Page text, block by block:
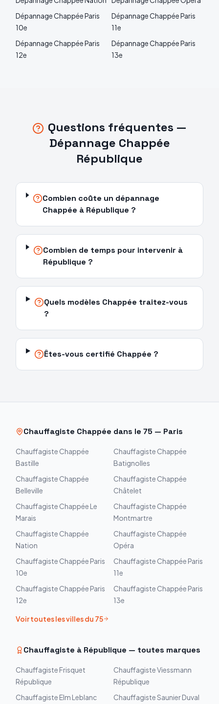
DépannageChappéeParis
10e
DépannageChappéeParis
11e
DépannageChappéeParis
12e
DépannageChappéeParis
13e
Questions fréquentes —
Dépannage Chappée
République
Combien coûte un dépannage
Chappée à République ?
Combien de temps pour intervenir à
République ?
Quels modèles Chappée traitez-vous
?
Êtes-vous certifié Chappée ?
Chauffagiste Chappée dans le 75 — Paris
Chauffagiste Chappée
Bastille
Chauffagiste Chappée
Batignolles
Chauffagiste Chappée
Belleville
Chauffagiste Chappée
Châtelet
Chauffagiste Chappée Le
Marais
Chauffagiste Chappée
Montmartre
Chauffagiste Chappée
Nation
Chauffagiste Chappée
Opéra
Chauffagiste Chappée Paris
10e
Chauffagiste Chappée Paris
11e
Chauffagiste Chappée Paris
12e
Chauffagiste Chappée Paris
13e
Voir toutes les villes du 75
Chauffagiste à République — toutes marques
Chauffagiste Frisquet
République
ChauffagisteViessmann
République
Chauffagiste Elm Leblanc
ChauffagisteSaunier Duval